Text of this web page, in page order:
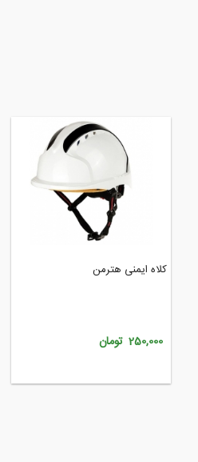
کلاه ایمنی هترمن
250,000 تومان